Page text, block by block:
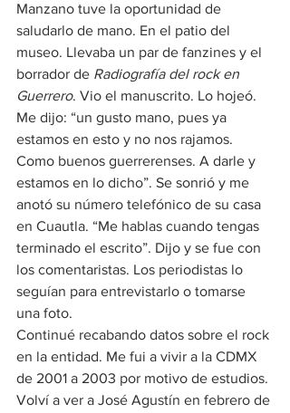
Manzano tuve la oportunidad de
saludarlo de mano. En el patio del
museo. Llevaba un par de fanzines y el
borrador de Radiografía del rock en
Guerrero. Vio el manuscrito. Lo hojeó.
Me dijo: “un gusto mano, pues ya
estamos en esto y no nos rajamos.
Como buenos guerrerenses. A darle y
estamos en lo dicho”. Se sonrió y me
anotó su número telefónico de su casa
en Cuautla. “Me hablas cuando tengas
terminado el escrito”. Dijo y se fue con
los comentaristas. Los periodistas lo
seguían para entrevistarlo o tomarse
una foto.
Continué recabando datos sobre el rock
en la entidad. Me fui a vivir a la CDMX
de 2001 a 2003 por motivo de estudios.
Volví a ver a José Agustín en febrero de